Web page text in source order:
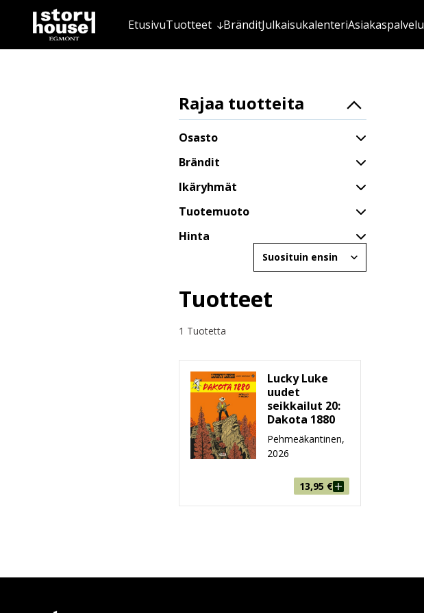
EtusivuTuotteet BränditJulkaisukalenteriAsiakaspalvelu
Rajaa tuotteita
Osasto
Brändit
Ikäryhmät
Tuotemuoto
Hinta
Järjestä
Tuotteet
1 Tuotetta
Lucky Luke
uudet
seikkailut 20:
Dakota 1880
Pehmeäkantinen,
2026
13,95 €